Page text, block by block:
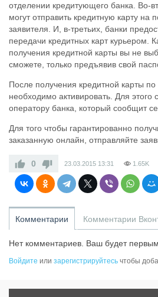
отделении кредитующего банка. Во-
могут отправить кредитную карту на
заявителя. И, в-третьих, банки
передачи кредитных карт курьером.
получения кредитной карты вы не
сможете, только предъявив свой
После получения кредитной карты
необходимо активировать. Для этого
оператору банка, который сообщит
Для того чтобы гарантированно
заказанную онлайн, отправляйте
0 23.03.2015 13:31 1.65K
Комментарии Комментарии
Нет комментариев. Ваш будет
Войдите или зарегистрируйтесь чтобы